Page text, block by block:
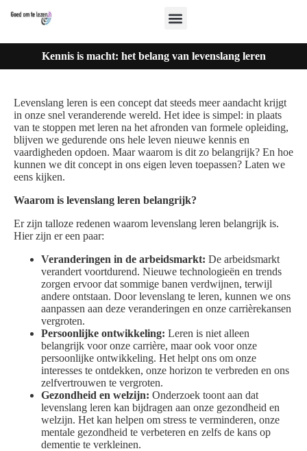
Kennis is macht: het belang van levenslang leren
Levenslang leren is een concept dat steeds meer aandacht krijgt
in onze snel veranderende wereld. Het idee is simpel: in plaats
van te stoppen met leren na het afronden van formele opleiding,
blijven we gedurende ons hele leven nieuwe kennis en
vaardigheden opdoen. Maar waarom is dit zo belangrijk? En hoe
kunnen we dit concept in ons eigen leven toepassen? Laten we
eens kijken.
Waarom is levenslang leren belangrijk?
Er zijn talloze redenen waarom levenslang leren belangrijk is.
Hier zijn er een paar:
Veranderingen in de arbeidsmarkt: De arbeidsmarkt
verandert voortdurend. Nieuwe technologieën en trends
zorgen ervoor dat sommige banen verdwijnen, terwijl
andere ontstaan. Door levenslang te leren, kunnen we ons
aanpassen aan deze veranderingen en onze carrièrekansen
vergroten.
Persoonlijke ontwikkeling: Leren is niet alleen
belangrijk voor onze carrière, maar ook voor onze
persoonlijke ontwikkeling. Het helpt ons om onze
interesses te ontdekken, onze horizon te verbreden en ons
zelfvertrouwen te vergroten.
Gezondheid en welzijn: Onderzoek toont aan dat
levenslang leren kan bijdragen aan onze gezondheid en
welzijn. Het kan helpen om stress te verminderen, onze
mentale gezondheid te verbeteren en zelfs de kans op
dementie te verkleinen.